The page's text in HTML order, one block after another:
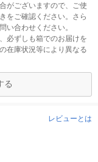
がございますので、ご使
をご確認ください。さら
い合わせください。
必ずしも箱でのお届けを
在庫状況等により異なる
る
レビューとは